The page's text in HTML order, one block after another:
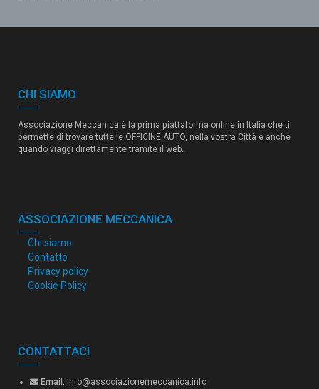
CHI SIAMO
Associazione Meccanica è la prima piattaforma online in Italia che ti
permette di trovare tutte le OFFICINE AUTO, nella vostra Città e anche
quando viaggi direttamente tramite il web.
ASSOCIAZIONE MECCANICA
Chi siamo
Contatto
Privacy policy
Cookie Policy
CONTATTACI
Email: info@associazionemeccanica.info